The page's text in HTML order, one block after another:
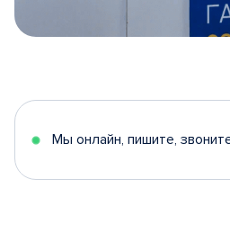
5
Мы онлайн, пишите,